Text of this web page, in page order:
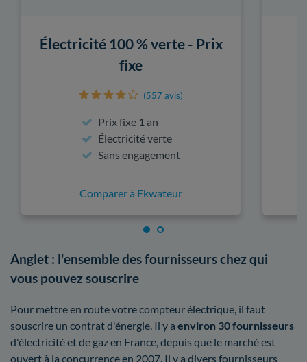
Électricité 100 % verte - Prix
fixe
(557 avis)
Prix fixe 1 an
Électricité verte
Sans engagement
Comparer à Ekwateur
Anglet : l'ensemble des fournisseurs chez qui
vous pouvez souscrire
Pour mettre en route votre compteur électrique, il faut
souscrire un contrat d'énergie. Il y a environ 30 fournisseurs
d'électricité et de gaz en France, depuis que le marché est
ouvert à la concurrence en 2007. Il y a divers fournisseurs